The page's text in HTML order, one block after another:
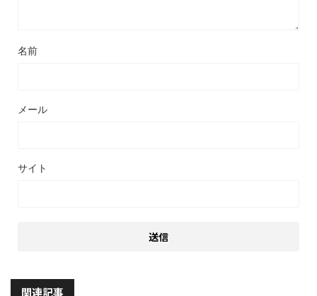
名前
メール
サイト
関連記事